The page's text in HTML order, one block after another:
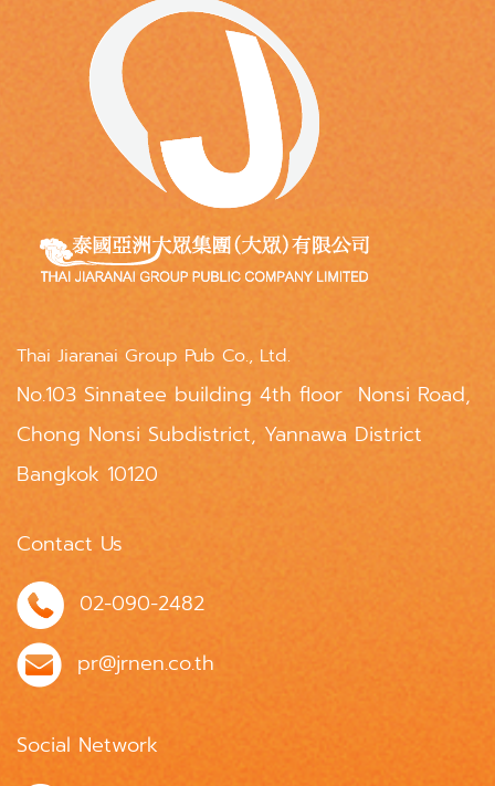
Thai Jiaranai Group Pub Co., Ltd.
No.103 Sinnatee building 4th floor Nonsi Road,
Chong Nonsi Subdistrict, Yannawa District
Bangkok 10120
Contact Us
02-090-2482
pr@jrnen.co.th
Social Network